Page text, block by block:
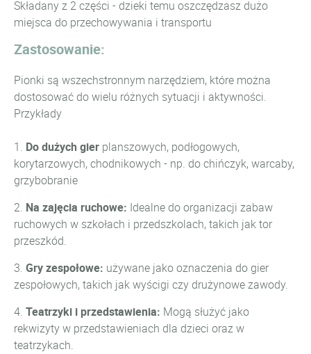
Składany z 2 części - dzieki temu oszczędzasz dużo
miejsca do przechowywania i transportu
Zastosowanie:
Pionki są wszechstronnym narzędziem, które można
dostosować do wielu różnych sytuacji i aktywności.
Przykłady
1. Do dużych gier planszowych, podłogowych,
korytarzowych, chodnikowych - np. do chińczyk, warcaby,
grzybobranie
2. Na zajęcia ruchowe: Idealne do organizacji zabaw
ruchowych w szkołach i przedszkolach, takich jak tor
przeszkód.
3. Gry zespołowe: używane jako oznaczenia do gier
zespołowych, takich jak wyścigi czy drużynowe zawody.
4. Teatrzyki i przedstawienia: Mogą służyć jako
rekwizyty w przedstawieniach dla dzieci oraz w
teatrzykach.